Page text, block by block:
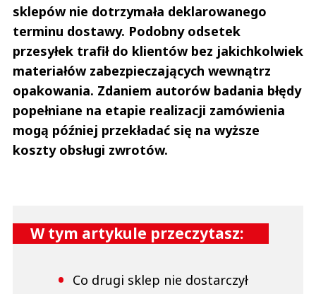
sklepów nie dotrzymała deklarowanego
terminu dostawy. Podobny odsetek
przesyłek trafił do klientów bez jakichkolwiek
materiałów zabezpieczających wewnątrz
opakowania. Zdaniem autorów badania błędy
popełniane na etapie realizacji zamówienia
mogą później przekładać się na wyższe
koszty obsługi zwrotów.
W tym artykule przeczytasz:
Co drugi sklep nie dostarczył